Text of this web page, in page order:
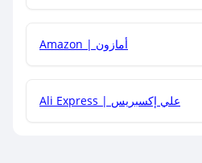
Amazon | أمازون
Ali Express | علي إكسبريس